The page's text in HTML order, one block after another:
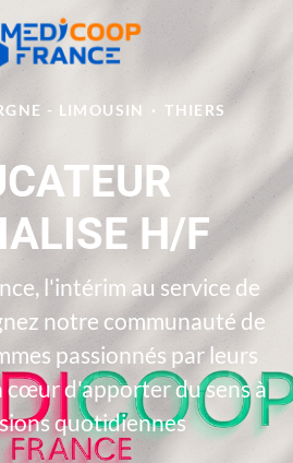
- LIMOUSIN · THIERS
H/F
l'intérim au service de
notre communauté de
passionnés par leurs
cœur d'apporter du sens à
quotidiennes